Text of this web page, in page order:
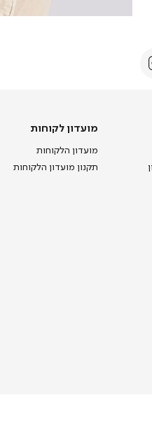
מועדון
מועדון לקוחות
מועדון הלקוחות
תקנון מועדון הלקוחות